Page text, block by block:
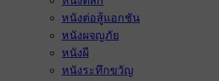
หนังต่อสู้แอกชัน
หนังผจญภัย
หนังผี
หนังระทึกขวัญ